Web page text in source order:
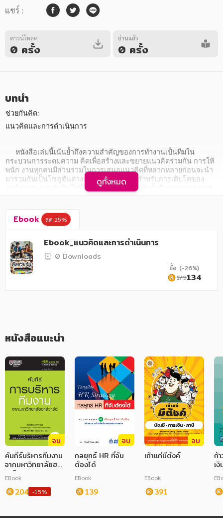
หมวดหมู่หนังสือ
หมวดหมู่ยอดนิยม
หนังสือออกใหม่
หนังสือเสียง
โปรโมชั่นลดราคา
หมวดหมู่หนังสือ
สังคม วัฒนธรรม การปกครอง ศาสนาและปรัชญา
ศาสนา และปรัชญา
กฎหมาย สัญญา ภาษี
การเงิน การลงทุน บริหาร
นิตยสาร หนังสือพิมพ์
ครอบครัว
วรรณกรรม
การเกษตร ชีววิทยา
การเรียน การศึกษา
แชร์ :
ดาวน์โหลด
0 ครั้ง
อ่านแล้ว
0 ครั้ง
บทนำ
ช่วยกันคิด:
แนวคิดและการดำเนินการ
กระบวนการระดมความ คิดเพื่อสร้างและขยายแนวคิดร่วมกัน การให้
พนัก งานทุกคนมีส่วนร่วมในการเสนอแนวคิดที่หลากหลายก่อนจะนำ
มารวมกันเป็นโซลูชันต่างๆ ถือเป็นสิ่งสำคัญสำหรับการเติบโตของ
องค์กรและการตัดสินใจที่มีประสิทธิ ภาพ ซึ่งเน้นย้ำถึงคุณค่าของการ
ความคิดไม่เพียงแต่ส่งเสริมการทำงานร่วมกันเท่านั้น แต่ยังช่วยให้
แต่ละคนสามารถมีส่วนสนับสนุนต่อความ สำเร็จขององค์กรได้ด้วย
แนวทางนี้ไม่เพียงแต่ส่งเสริมความคิดสร้าง สรรค์และนวัตกรรมเท่านั้น
แต่ยังปลูกฝังวัฒน -ธรรมของการทำงานเป็นทีมและความเคารพซึ่งกัน
และกัน ซึ่งท้ายที่สุดจะนำไปสู่กระบวน การแก้ปัญหาและการตัดสินใจที่
มีประสิทธิ ภาพมากขึ้น
จากมุมมองและประสบการณ์ที่หลาก หลายภายในทีม ส่งเสริมการ
ทำงานร่วม กันและส่ง เสริมให้แต่ละคนมีส่วนสนับสนุนความ สำเร็จใน
นวัตกรรม การทำงานเป็นทีม และความเคารพซึ่งกันและกัน ส่งผล
ให้การแก้ปัญหาและการตัดสินใจ ภายในองค์กรดีขึ้น
ดูทั้งหมด
Ebook ลด 25%
Ebook_แนวคิดและการดำเนินการ
0 Downloads
ซื้อ (-26%)
179134
หนังสือแนะนำ
จบ
คัมภีร์บริหารทีมงาน
จากมหาวิทยาลัยฮาร์
วาร์ด
EBook
204 -15%
จบ
กลยุทธ์ HR ที่จับ
ต้องได้
EBook
139
จบ
เถ้าแก่มีตังค์
EBook
391
ก้
เงิ